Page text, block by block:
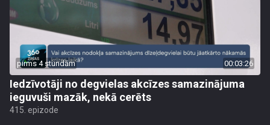
pirms 4 stundām 00:03:26
Iedzīvotāji no degvielas akcīzes samazinājuma
ieguvuši mazāk, nekā cerēts
415. epizode